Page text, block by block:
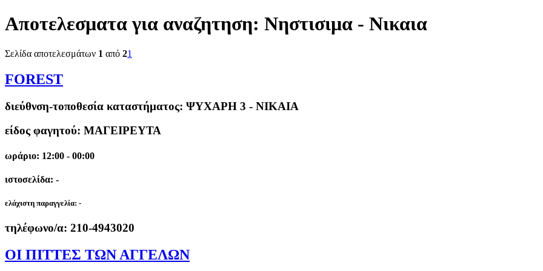
Αποτελεσματα για αναζητηση: Νηστισιμα - Νικαια
Σελίδα αποτελεσμάτων 1 από 21
FOREST
διεύθνση-τοποθεσία καταστήματος: ΨΥΧΑΡΗ 3 - ΝΙΚΑΙΑ
είδος φαγητού: ΜΑΓΕΙΡΕΥΤΑ
ωράριο: 12:00 - 00:00
ιστοσελίδα: -
ελάχιστη παραγγελία: -
τηλέφωνο/α: 210-4943020
ΟΙ ΠΙΤΤΕΣ ΤΩΝ ΑΓΓΕΛΩΝ